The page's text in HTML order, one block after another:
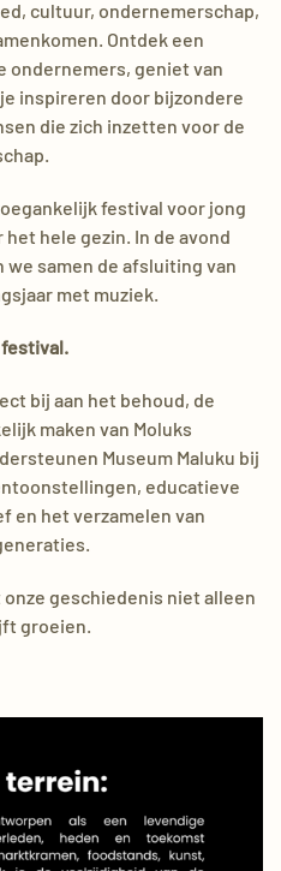
cultuur, ondernemerschap,
Ontdek een
ondernemers, geniet van
inspireren door bijzondere
die zich inzetten voor de
festival voor jong
hele gezin. In de avond
samen de afsluiting van
met muziek.
festival.
bij aan het behoud, de
maken van Moluks
Museum Maluku bij
educatieve
en het verzamelen van
geschiedenis niet alleen
groeien.